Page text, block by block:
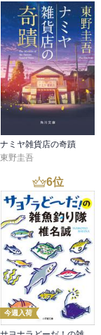
ナミヤ雑貨店の奇蹟
東野圭吾
6位
今週入荷